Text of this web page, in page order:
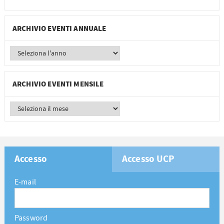
ARCHIVIO EVENTI ANNUALE
ARCHIVIO EVENTI MENSILE
Accesso Accesso UCP
E-mail
Password